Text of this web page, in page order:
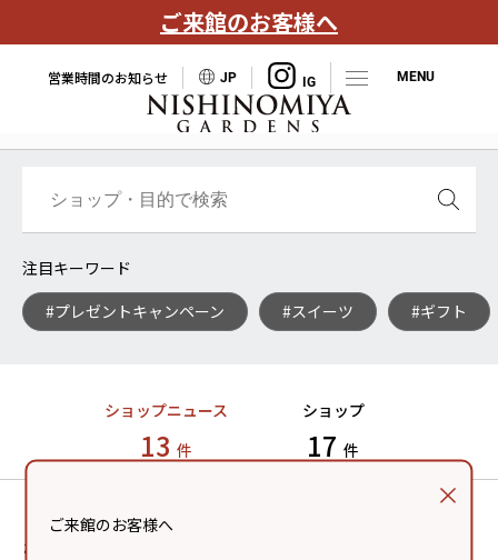
ご来館のお客様へ
営業時間のお知らせ JP
ご来館のお客様へ
注目キーワード
#プレゼントキャンペーン
#スイーツ #ギフト
ショップニュース
13 件
ショップ
17 件
お探しの情報は見つかりませんでした。